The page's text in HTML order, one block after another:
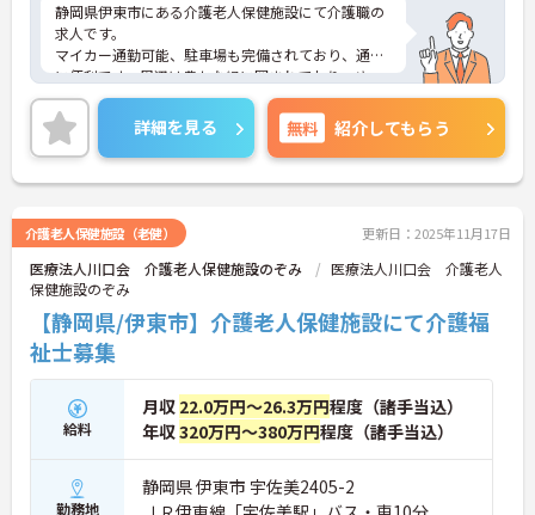
静岡県伊東市にある介護老人保健施設にて介護職の
求人です。
マイカー通勤可能、駐車場も完備されており、通勤
に便利です。周辺は豊かな緑に囲まれており、ゆっ
たりとした時間の中でじっくりと利用者様と関わる
ことが出来ます。
ご興味のある方はお気軽にお問い合わせください！
詳細を見る 無料 紹介してもらう
介護老人保健施設（老健） 更新日：2025年11月17日
医療法人川口会 介護老人保健施設のぞみ
医療法人川口会 介護老人
保健施設のぞみ
【静岡県/伊東市】介護老人保健施設にて介護福
祉士募集
給料
月収 22.0万円～26.3万円程度（諸手当込）
年収320万円～380万円程度（諸手当込）
勤務地
静岡県 伊東市 宇佐美2405-2